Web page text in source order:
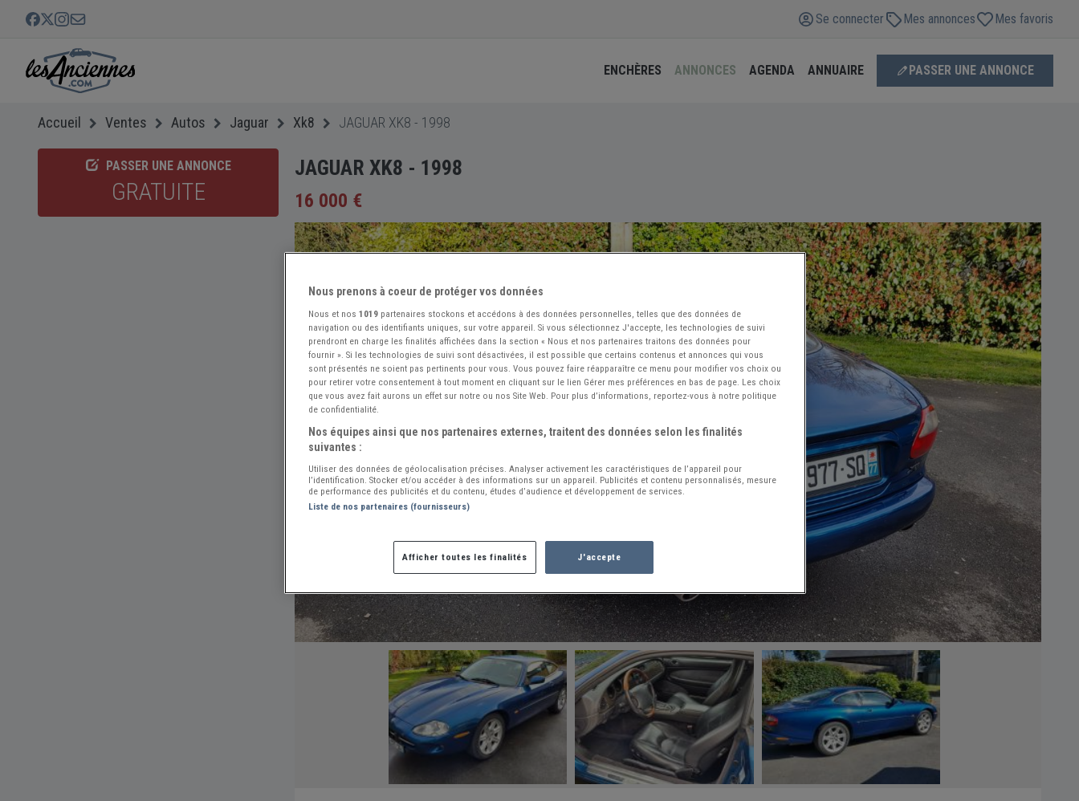
Se connecter Mes annonces Mes favoris
ENCHÈRES ANNONCES AGENDA ANNUAIRE PASSER UNE ANNONCE
Accueil Ventes Autos Jaguar Xk8 JAGUAR XK8 - 1998
PASSER UNE ANNONCE
GRATUITE
JAGUAR XK8 - 1998
16 000 €
Nous prenons à coeur de protéger vos données
Nous et nos 1019 partenaires stockons et accédons à des données personnelles, telles que des données de
navigation ou des identifiants uniques, sur votre appareil. Si vous sélectionnez J'accepte, les technologies de suivi
prendront en charge les finalités affichées dans la section « Nous et nos partenaires traitons des données pour
fournir ». Si les technologies de suivi sont désactivées, il est possible que certains contenus et annonces qui vous
sont présentés ne soient pas pertinents pour vous. Vous pouvez faire réapparaître ce menu pour modifier vos choix ou
pour retirer votre consentement à tout moment en cliquant sur le lien Gérer mes préférences en bas de page. Les choix
que vous avez fait aurons un effet sur notre ou nos Site Web. Pour plus d’informations, reportez-vous à notre politique
de confidentialité.
Nos équipes ainsi que nos partenaires externes, traitent des données selon les finalités
suivantes :
Utiliser des données de géolocalisation précises. Analyser activement les caractéristiques de l’appareil pour
l’identification. Stocker et/ou accéder à des informations sur un appareil. Publicités et contenu personnalisés, mesure
de performance des publicités et du contenu, études d’audience et développement de services.
Liste de nos partenaires (fournisseurs)
Afficher toutes les finalités J'accepte